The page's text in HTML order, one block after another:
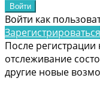
Войти как
Зарегистрироваться
После регистрации
отслеживание
другие новые